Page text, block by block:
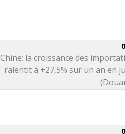
Chine: la croissance des
ralentit à +27,5% sur un an en